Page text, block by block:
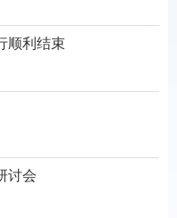
顺利结束
讨会